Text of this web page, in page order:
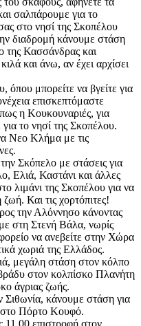
σαλπάρουμε για το
στο νησί της Σκοπέλου
διαδρομή κάνουμε στάση
της Κασσάνδρας και
και άνω, αν έχει αρχίσει
όπου μπορείτε να βγείτε για
επισκεπτόμαστε
η Κουκουναριές, για
το νησί της Σκοπέλου.
Νεο Κλήμα με τις
Σκόπελο με στάσεις για
Ελιά, Καστάνι και άλλες
λιμάνι της Σκοπέλου για να
ζωή. Και τις χορτόπιτες!
την Αλόννησο κάνοντας
στη Στενή Βάλα, νωρίς
να ανεβείτε στην Χώρα
χωριά της Ελλάδος.
μεγάλη στάση στον κόλπο
στον κολπίσκο Πλανήτη
άγριας ζωής.
κάνουμε στάση για
στο Πόρτο Κουφό.